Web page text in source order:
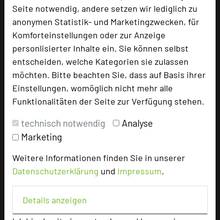
Seite notwendig, andere setzen wir lediglich zu
anonymen Statistik- und Marketingzwecken, für
Komforteinstellungen oder zur Anzeige
personlisierter Inhalte ein. Sie können selbst
entscheiden, welche Kategorien sie zulassen
möchten. Bitte beachten Sie, dass auf Basis ihrer
Einstellungen, womöglich nicht mehr alle
Funktionalitäten der Seite zur Verfügung stehen.
technisch notwendig
Analyse
Marketing
Weitere Informationen finden Sie in unserer
Datenschutzerklärung und Impressum.
Details anzeigen
Tagungsleiter
Tagungsteilnehmer
Hotel bewerten
Hoteldaten
Max. Tagungskapazität (Personen)
U-Form
Tagungsräume